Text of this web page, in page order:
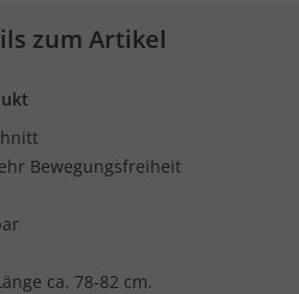
zum Artikel
Bewegungsfreiheit
ca. 78-82 cm.